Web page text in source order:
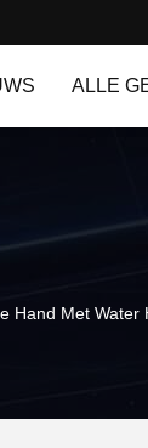
ALLE
Hand Met